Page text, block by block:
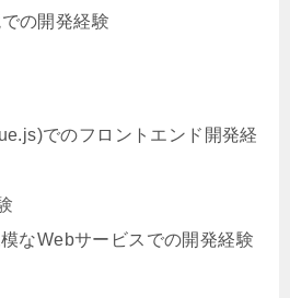
の開発経験
でのフロントエンド開発経
なWebサービスでの開発経験